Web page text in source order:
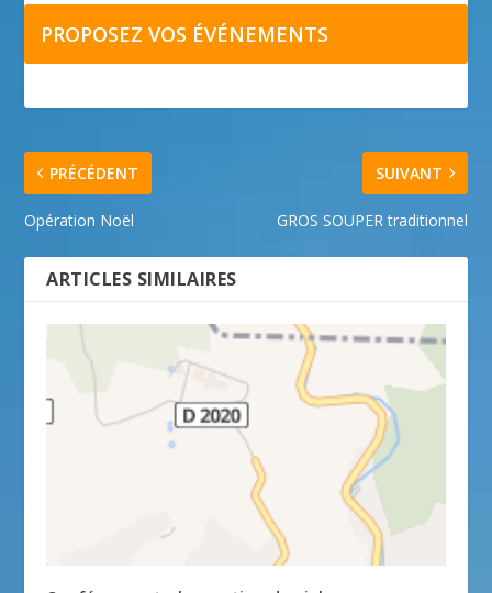
PROPOSEZ VOS ÉVÉNEMENTS
PRÉCÉDENT
Opération Noël
SUIVANT
GROS SOUPER traditionnel
ARTICLES SIMILAIRES